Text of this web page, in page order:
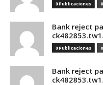
0 Publicaciones
Bank reject
0 Publicaciones
Bank reject